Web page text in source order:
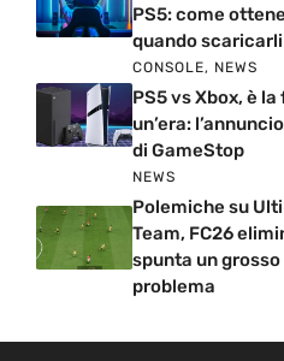
PS5: come
quando scaricarli
CONSOLE, NEWS
PS5 vs Xbox, è la
un’era:
di GameStop
NEWS
Polemiche su
Team, FC26
spunta un grosso
problema